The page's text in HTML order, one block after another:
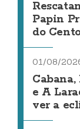
Papin
do
01/08/
e A
ver a